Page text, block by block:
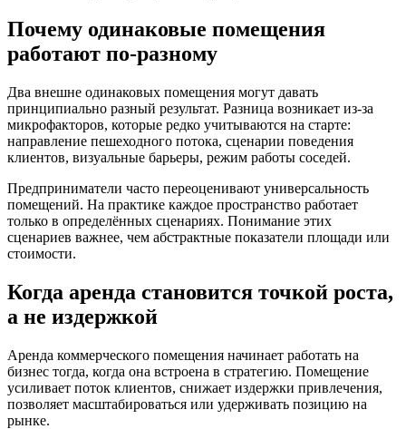
Почему одинаковые помещения
работают по-разному
Два внешне одинаковых помещения могут давать
принципиально разный результат. Разница возникает из-за
микрофакторов, которые редко учитываются на старте:
направление пешеходного потока, сценарии поведения
клиентов, визуальные барьеры, режим работы соседей.
Предприниматели часто переоценивают универсальность
помещений. На практике каждое пространство работает
только в определённых сценариях. Понимание этих
сценариев важнее, чем абстрактные показатели площади или
стоимости.
Когда аренда становится точкой роста,
а не издержкой
Аренда коммерческого помещения начинает работать на
бизнес тогда, когда она встроена в стратегию. Помещение
усиливает поток клиентов, снижает издержки привлечения,
позволяет масштабироваться или удерживать позицию на
рынке.